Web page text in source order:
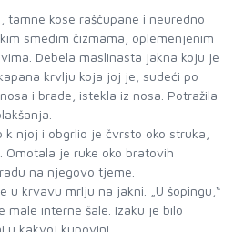
tamne kose raščupane i neuredno
smeđim čizmama, oplemenjenim
Debela maslinasta jakna koju je
krvlju koja joj je, sudeći po
i brade, istekla iz nosa. Potražila
njoj i obgrlio je čvrsto oko struka,
Omotala je ruke oko bratovih
na njegovo tjeme.
u krvavu mrlju na jakni. „U šopingu,“
male interne šale. Izaku je bilo
u kakvoj kupovini.